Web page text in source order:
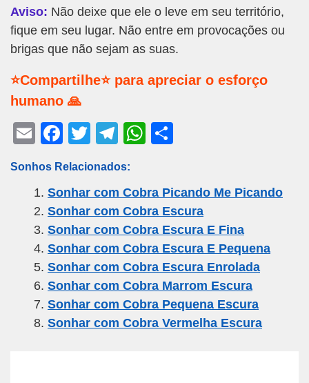
Aviso: Não deixe que ele o leve em seu território,
fique em seu lugar. Não entre em provocações ou
brigas que não sejam as suas.
⭐Compartilhe⭐ para apreciar o esforço
humano 🙏
E
ail
F
c
e
b
o
o
k
T
tt
er
T
e
gr
a
m
W
s
A
p
p
e
Sonhos Relacionados:
Sonhar com Cobra Picando Me Picando
Sonhar com Cobra Escura
Sonhar com Cobra Escura E Fina
Sonhar com Cobra Escura E Pequena
Sonhar com Cobra Escura Enrolada
Sonhar com Cobra Marrom Escura
Sonhar com Cobra Pequena Escura
Sonhar com Cobra Vermelha Escura